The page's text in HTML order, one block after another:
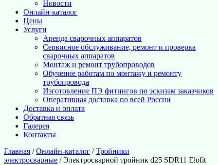
Новости
Онлайн-каталог
Цены
Услуги
Аренда сварочных аппаратов
Сервисное обслуживание, ремонт и проверка
сварочных аппаратов
Монтаж и ремонт трубопроводов
Обучение работам по монтажу и ремонту
трубопровода
Изготовление ПЭ фитингов по эскизам заказчиков
Оперативная доставка по всей России
Доставка и оплата
Обратная связь
Галерея
Контакты
Главная /Онлайн-каталог /Тройники
электросварные / Электросварной тройник d25 SDR11 Elofit